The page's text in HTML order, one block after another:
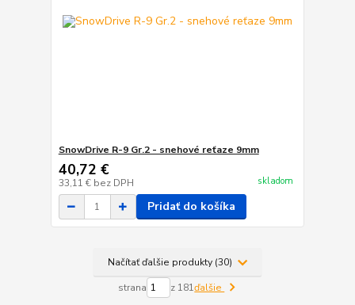
SnowDrive R-9 Gr.2 - snehové reťaze 9mm
40,72 €
33,11 € bez DPH skladom
Pridať do košíka
Načítať ďalšie produkty (30)
strana z 181ďalšie